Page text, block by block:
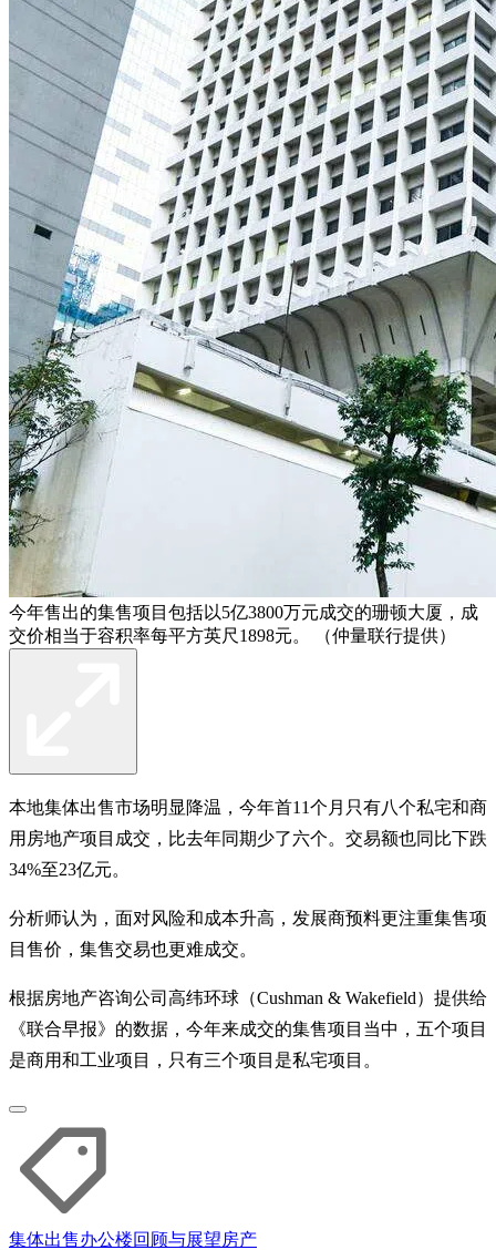
今年售出的集售项目包括以5亿3800万元成交的珊顿大厦，成
交价相当于容积率每平方英尺1898元。 （仲量联行提供）
本地集体出售市场明显降温，今年首11个月只有八个私宅和商
用房地产项目成交，比去年同期少了六个。交易额也同比下跌
34%至23亿元。
分析师认为，面对风险和成本升高，发展商预料更注重集售项
目售价，集售交易也更难成交。
根据房地产咨询公司高纬环球（Cushman & Wakefield）提供给
《联合早报》的数据，今年来成交的集售项目当中，五个项目
是商用和工业项目，只有三个项目是私宅项目。
集体出售办公楼回顾与展望房产